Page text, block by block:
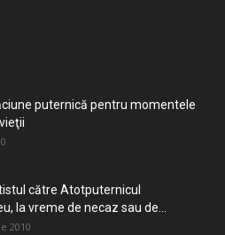
puternică pentru momentele
către Atotputernicul
la vreme de necaz sau de...
2010